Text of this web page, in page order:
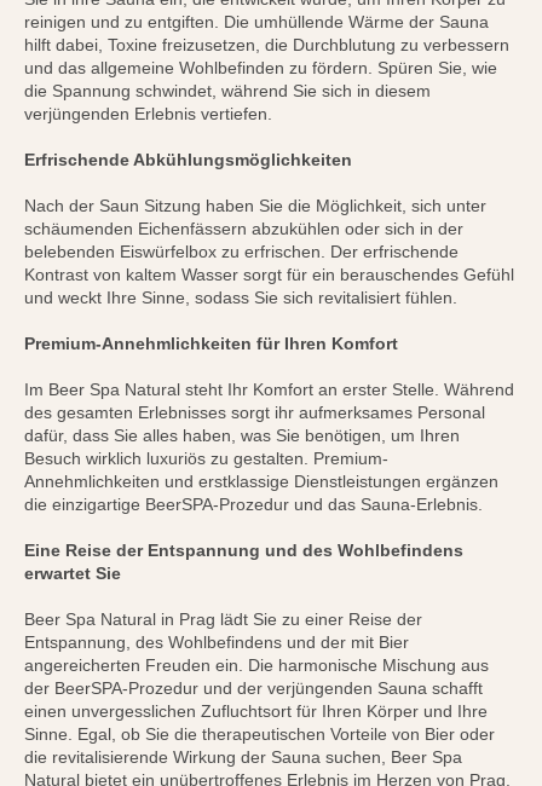
reinigen und zu entgiften. Die umhüllende Wärme der Sauna
hilft dabei, Toxine freizusetzen, die Durchblutung zu verbessern
und das allgemeine Wohlbefinden zu fördern. Spüren Sie, wie
die Spannung schwindet, während Sie sich in diesem
verjüngenden Erlebnis vertiefen.
Erfrischende Abkühlungsmöglichkeiten
Nach der Saun Sitzung haben Sie die Möglichkeit, sich unter
schäumenden Eichenfässern abzukühlen oder sich in der
belebenden Eiswürfelbox zu erfrischen. Der erfrischende
Kontrast von kaltem Wasser sorgt für ein berauschendes Gefühl
und weckt Ihre Sinne, sodass Sie sich revitalisiert fühlen.
Premium-Annehmlichkeiten für Ihren Komfort
Im Beer Spa Natural steht Ihr Komfort an erster Stelle. Während
des gesamten Erlebnisses sorgt ihr aufmerksames Personal
dafür, dass Sie alles haben, was Sie benötigen, um Ihren
Besuch wirklich luxuriös zu gestalten. Premium-
Annehmlichkeiten und erstklassige Dienstleistungen ergänzen
die einzigartige BeerSPA-Prozedur und das Sauna-Erlebnis.
Eine Reise der Entspannung und des Wohlbefindens
erwartet Sie
Beer Spa Natural in Prag lädt Sie zu einer Reise der
Entspannung, des Wohlbefindens und der mit Bier
angereicherten Freuden ein. Die harmonische Mischung aus
der BeerSPA-Prozedur und der verjüngenden Sauna schafft
einen unvergesslichen Zufluchtsort für Ihren Körper und Ihre
Sinne. Egal, ob Sie die therapeutischen Vorteile von Bier oder
die revitalisierende Wirkung der Sauna suchen, Beer Spa
Natural bietet ein unübertroffenes Erlebnis im Herzen von Prag.